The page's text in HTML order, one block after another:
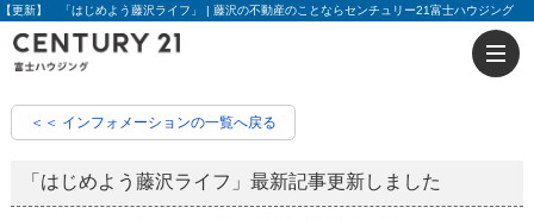
【更新】 「はじめよう藤沢ライフ」 | 藤沢の不動産のことならセンチュリー21富士ハウジング
＜＜ インフォメーションの一覧へ戻る
「はじめよう藤沢ライフ」最新記事更新しました